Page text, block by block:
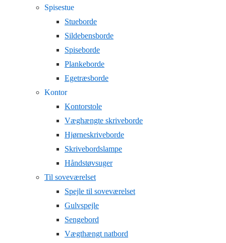
Spisestue
Stueborde
Sildebensborde
Spiseborde
Plankeborde
Egetræsborde
Kontor
Kontorstole
Væghængte skriveborde
Hjørneskriveborde
Skrivebordslampe
Håndstøvsuger
Til soveværelset
Spejle til soveværelset
Gulvspejle
Sengebord
Vægthængt natbord